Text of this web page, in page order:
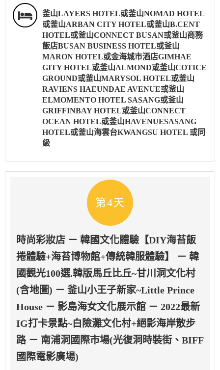
釜山LAYERS HOTEL或釜山NOMAD HOTEL
或釜山ARBAN CITY HOTEL或釜山B.CENT
HOTEL或釜山CONNECT BUSAN或釜山商務
飯店BUSAN BUSINESS HOTEL或釜山
MARON HOTEL或金海城市酒店GIMHAE
GITY HOTEL或釜山ALMOND或釜山COTICE
GROUND或釜山MARYSOL HOTEL或釜山
RAVIENS HAEUNDAE AVENUE或釜山
ELMOMENTO HOTEL SASANG或釜山
GRIFFINBAY HOTEL或釜山CONNECT
OCEAN HOTEL或釜山HAVENUESASANG
HOTEL或釜山海雲台KWANGSU HOTEL 或同
級
第4天
時尚彩妝店 － 韓國文化體驗【DIY海苔飯
捲體驗+海苔博物館+傳統韓服體驗】 － 韓
國觀光100選.韓版馬丘比丘~甘川洞文化村
(含地圖) － 釜山小王子新家~Little Prince
House － 影島海女文化展示館 － 2022最新
IG打卡景點~白險灘文化村+絕影海岸散步
路 － 南浦洞國際市場(光復洞時裝街、BIFF
國際電影廣場)